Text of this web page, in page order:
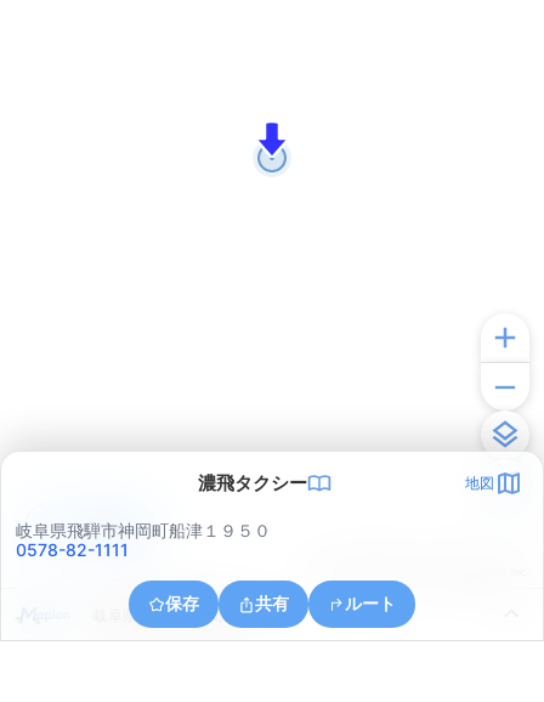
濃飛タクシー 地図
岐阜県飛騨市神岡町船津１９５０
0578-82-1111
保存 共有 ルート
岐阜県飛騨市神岡町船津
アプリで見る